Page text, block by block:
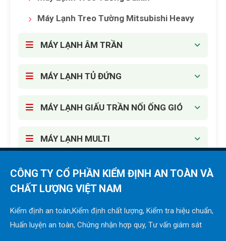
Máy Lạnh Treo Tường Mitsubishi Heavy
MÁY LẠNH ÂM TRẦN
MÁY LẠNH TỦ ĐỨNG
MÁY LẠNH GIẤU TRẦN NỐI ỐNG GIÓ
MÁY LẠNH MULTI
MÁY LẠNH TRUNG TÂM VRV-VRF
CÔNG TY CỔ PHẦN KIỂM ĐỊNH AN TOÀN VÀ
CHẤT LƯỢNG VIỆT NAM
Kiểm định an toàn,Kiểm định chất lượng, Kiểm tra hiệu chuẩn,
Huấn luyện an toàn, Chứng nhận hợp quy, Tư vấn giám sát